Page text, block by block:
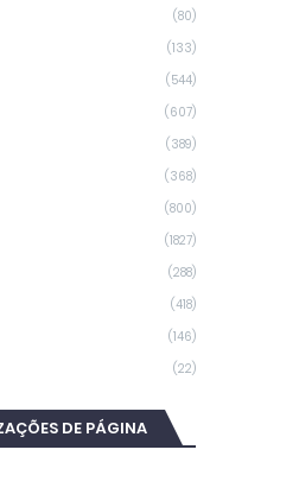
(80)
(133)
(544)
(607)
(389)
(368)
(800)
(1827)
(288)
(418)
(146)
(22)
DE PÁGINA